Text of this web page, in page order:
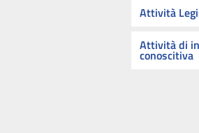
Attività
Attività di
conoscitiva